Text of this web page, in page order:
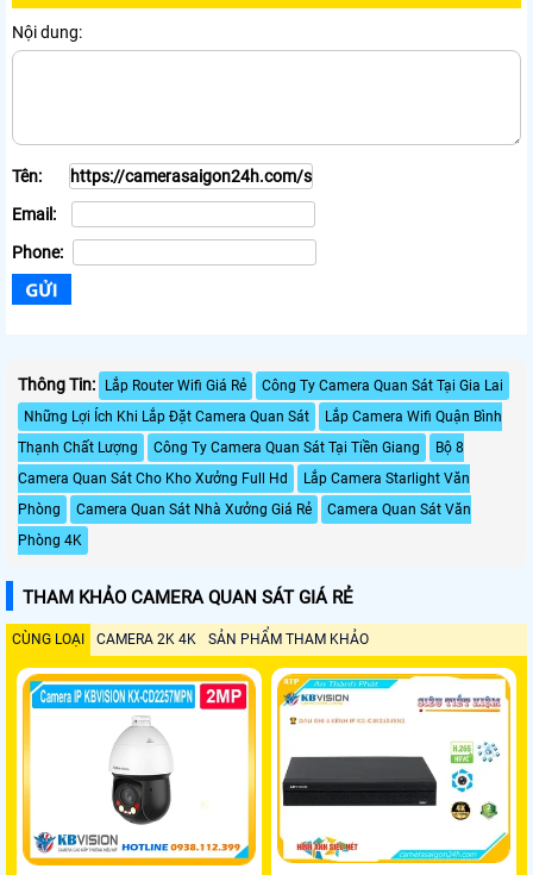
Nội dung:
Tên:
Email:
Phone:
Thông Tin: Lắp Router Wifi Giá Rẻ
Công Ty Camera Quan Sát Tại Gia Lai
Những Lợi Ích Khi Lắp Đặt Camera Quan Sát
Lắp Camera Wifi Quận Bình
Thạnh Chất Lượng
Công Ty Camera Quan Sát Tại Tiền Giang
Bộ 8
Camera Quan Sát Cho Kho Xưởng Full Hd
Lắp Camera Starlight Văn
Phòng
Camera Quan Sát Nhà Xưởng Giá Rẻ
Camera Quan Sát Văn
Phòng 4K
THAM KHẢO CAMERA QUAN SÁT GIÁ RẺ
CÙNG LOẠI CAMERA 2K 4K SẢN PHẨM THAM KHẢO